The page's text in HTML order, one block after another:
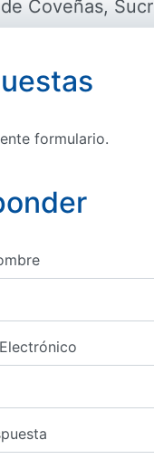
Coveñas,
formulario.